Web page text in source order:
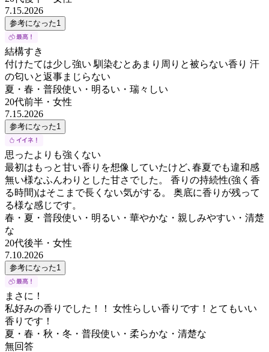
7.15.2026
参考になった1
結構すき
付けたては少し強い 馴染むとあまり周りと被らない香り 汗
の匂いと返事まじらない
夏・春・普段使い・明るい・瑞々しい
20代前半 ・ 女性
7.15.2026
参考になった1
思ったよりも強くない
最初はもっと甘い香りを想像していたけど､春夏でも違和感
無い様なふんわりとした甘さでした。 香りの持続性(強く香
る時間)はそこまで長くない気がする。 奥底に香りが残って
る様な感じです。
春・夏・普段使い・明るい・華やかな・親しみやすい・清楚
な
20代後半 ・ 女性
7.10.2026
参考になった1
まさに！
私好みの香りでした！！ 女性らしい香りです！とてもいい
香りです！
夏・春・秋・冬・普段使い・柔らかな・清楚な
無回答